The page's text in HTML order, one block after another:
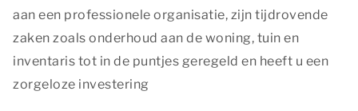
aan een professionele organisatie, zijn tijdrovende
zaken zoals onderhoud aan de woning, tuin en
inventaris tot in de puntjes geregeld en heeft u een
zorgeloze investering
Privacy opties
Dankzij cookies hoeft u niet steeds dezelfde informatie
in te voeren wanneer u onze site bekijkt. Ze geven ons